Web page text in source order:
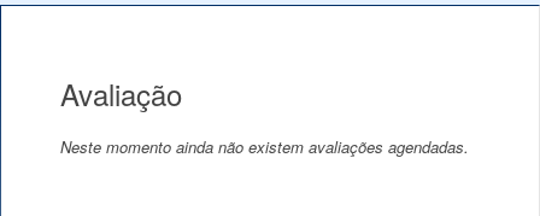
Avaliação
Neste momento ainda não existem avaliações agendadas.